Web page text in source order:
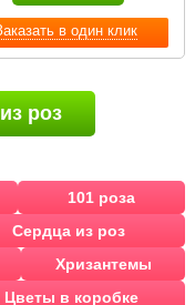
в один клик
роз
101 роза
Сердца из роз
Хризантемы
Цветы в коробке